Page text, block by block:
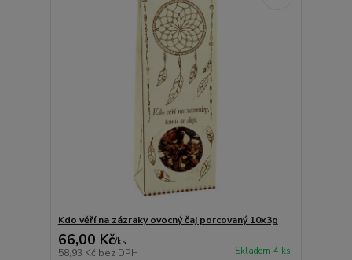
Kdo věří na zázraky ovocný čaj porcovaný 10x3g
66,00 Kč/ks
58,93 Kč bez DPH Skladem 4 ks